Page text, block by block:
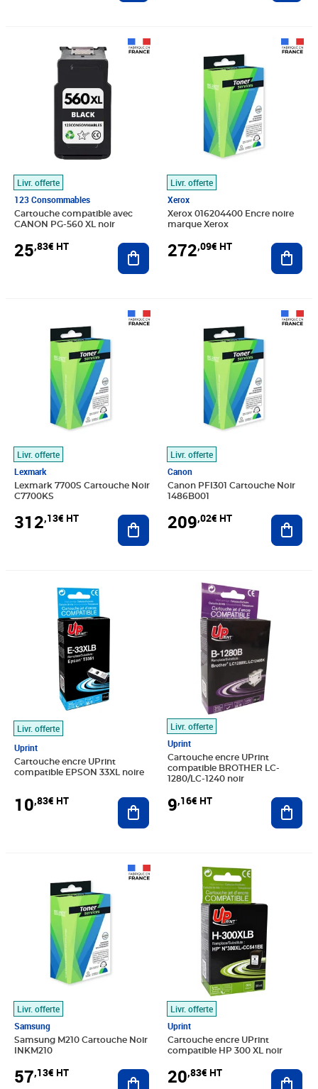
Livr. offerte
123 Consommables
Cartouche compatible avec
CANON PG-560 XL noir
25,83€ HT
Prix 25,83€ HT
Ajouter au panier
Livr. offerte
Xerox
Xerox 016204400 Encre noire
marque Xerox
272,09€ HT
Livr. offerte
Lexmark
Lexmark 7700S Cartouche Noir
C7700KS
312,13€ HT Ajouter au panier
Livr. offerte
Canon
Canon PFI301 Cartouche Noir
1486B001
209,02€ HT
Livr. offerte
Uprint
Cartouche encre UPrint
compatible EPSON 33XL noire
10,83€ HT
Prix 10,83€ HT
Ajouter au panier
Livr. offerte
Uprint
Cartouche encre UPrint
compatible BROTHER LC-
1280/LC-1240 noir
9,16€ HT
Prix 9,16€ HT
Livr. offerte
Samsung
Samsung M210 Cartouche Noir
INKM210
57,13€ HT Ajouter au panier
Livr. offerte
Uprint
Cartouche encre UPrint
compatible HP 300 XL noir
20,83€ HT
Prix 20,83€ HT